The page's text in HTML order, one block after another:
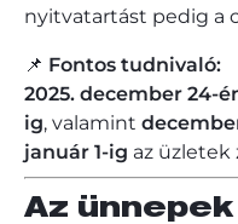
nyitvatartást pedig a
📌 Fontos tudnivaló:
2025. december 24-
ig, valamint
január 1-ig az üzletek
Az